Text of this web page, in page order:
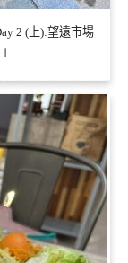
2 (上):望遠市場